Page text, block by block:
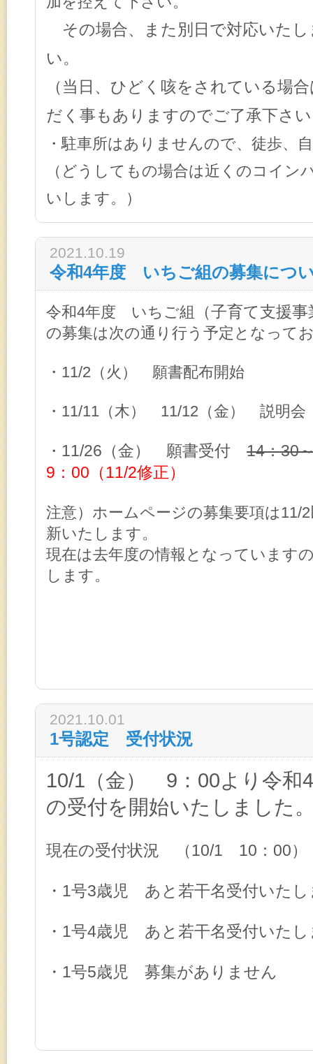
その場合、また別日で対応いた
い。
（当日、ひどく咳をされている場
だく事もありますのでご了承下さ
・駐車所はありませんので、徒歩、
（どうしてもの場合は近くのコイン
いします。）
2021.10.19
令和4年度 いちご組の募集につ
令和4年度 いちご組 （子育て支援
の募集は次の通り行う予定となって
・11/2（火） 願書配布開始
・11/11（木） 11/12（金） 説明
・ 11/26（金） 願書受付 14：30
9：00（11/2修正）
注意）ホームページの募集要項は11/
新いたします。
現在は去年度の情報となっています
します。
2021.10.01
1号認定 受付状況
10/1（金） 9：00より令和
の受付を開始いたしました
現在の受付状況 （10/1 10：00）
・1号3歳児 あと若干名受付いたし
・1号4歳児 あと若干名受付いたし
・1号5歳児 募集がありません